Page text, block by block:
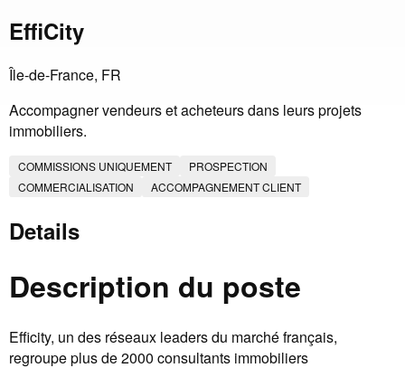
EffiCity
Île-de-France, FR
Accompagner vendeurs et acheteurs dans leurs projets
immobiliers.
COMMISSIONS UNIQUEMENT
PROSPECTION
COMMERCIALISATION
ACCOMPAGNEMENT CLIENT
Details
Description du poste
Efficity, un des réseaux leaders du marché français,
regroupe plus de 2000 consultants immobiliers